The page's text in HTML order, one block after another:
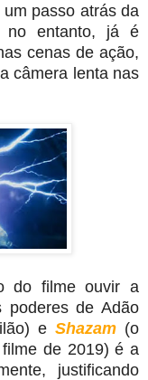
passo atrás da
no entanto, já é
cenas de ação,
câmera lenta nas
do filme ouvir a
poderes de Adão
eShazam (o
de 2019) é a
justificando